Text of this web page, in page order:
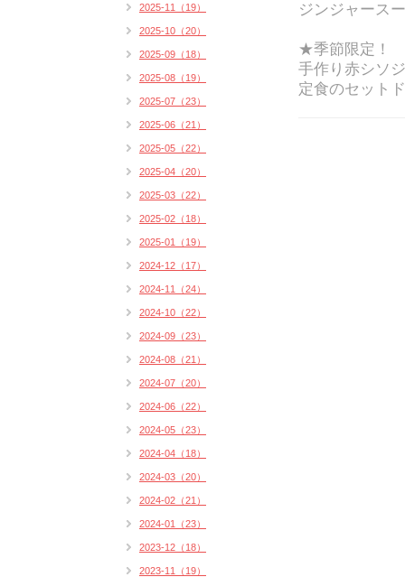
ジンジャース
★季節限定！
手作り赤シソ
定食のセット
2025-11（19）
2025-10（20）
2025-09（18）
2025-08（19）
2025-07（23）
2025-06（21）
2025-05（22）
2025-04（20）
2025-03（22）
2025-02（18）
2025-01（19）
2024-12（17）
2024-11（24）
2024-10（22）
2024-09（23）
2024-08（21）
2024-07（20）
2024-06（22）
2024-05（23）
2024-04（18）
2024-03（20）
2024-02（21）
2024-01（23）
2023-12（18）
2023-11（19）